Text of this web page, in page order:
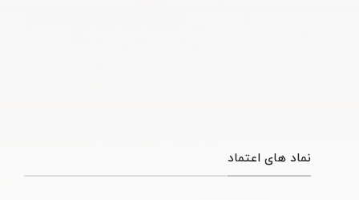
نماد های اعتماد